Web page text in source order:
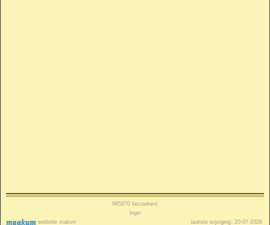
website maken
985870 bezoekers
login
laatste wijziging: 20-07-2026